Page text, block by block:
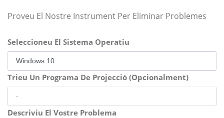
Proveu El Nostre Instrument Per Eliminar Problemes
Seleccioneu El Sistema Operatiu
Trieu Un Programa De Projecció (Opcionalment)
Descriviu El Vostre Problema